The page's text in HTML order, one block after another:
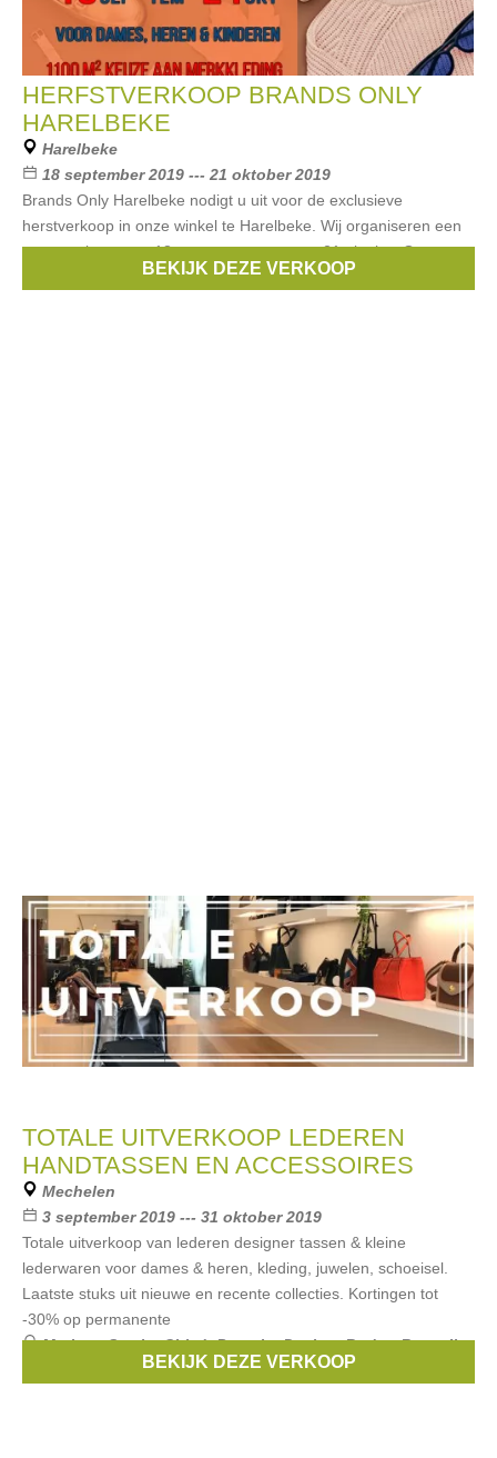
HERFSTVERKOOP BRANDS ONLY
HARELBEKE
Harelbeke
18 september 2019 --- 21 oktober 2019
Brands Only Harelbeke nodigt u uit voor de exclusieve
herstverkoop in onze winkel te Harelbeke. Wij organiseren een
grote verkoop van 18 septemer tot en met 21 oktober Onze
winkel in Harelbeke heeftBEKIJK DEZE VERKOOP
TOTALE UITVERKOOP LEDEREN
HANDTASSEN EN ACCESSOIRES
Mechelen
3 september 2019 --- 31 oktober 2019
Totale uitverkoop van lederen designer tassen & kleine
lederwaren voor dames & heren, kleding, juwelen, schoeisel.
Laatste stuks uit nieuwe en recente collecties. Kortingen tot
-30% op permanente
Merken:See by Chloé,Porsche Design,Bud to Rose,Il
meli melo, ...
BEKIJK DEZE VERKOOP